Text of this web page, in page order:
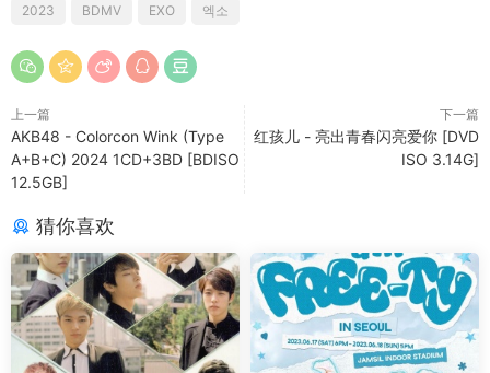
2023 BDMV EXO 엑소
上一篇
AKB48 - Colorcon Wink (Type
A+B+C) 2024 1CD+3BD [BDISO
12.5GB]
下一篇
红孩儿 - 亮出青春闪亮爱你 [DVD
ISO 3.14G]
猜你喜欢